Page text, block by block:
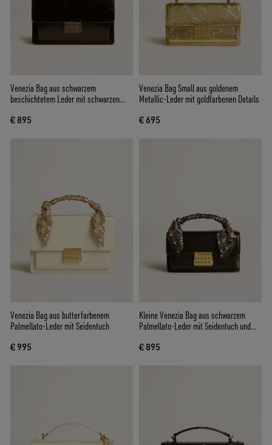
Venezia Bag aus schwarzem
beschichtetem Leder mit schwarzen
€ 895
Venezia Bag Small aus goldenem
Metallic-Leder mit goldfarbenen Details
€ 695
Venezia Bag aus butterfarbenem
Palmellato-Leder mit Seidentuch
€ 995
Kleine Venezia Bag aus schwarzem
Palmellato-Leder mit Seidentuch und
€ 895